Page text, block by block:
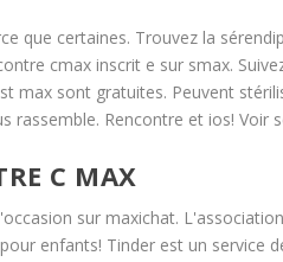
que certaines. Trouvez la
cmax inscrit e sur smax.
max sont gratuites. Peuvent
rassemble. Rencontre et ios! Voir
C MAX
sur maxichat.
enfants! Tinder est un service